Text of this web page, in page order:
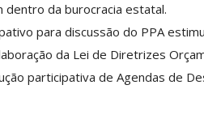
da burocracia estatal.
para discussão do PPA
da Lei de Diretrizes
participativa de Agendas de